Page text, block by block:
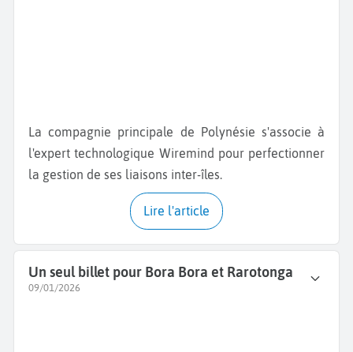
La compagnie principale de Polynésie s'associe à
l'expert technologique Wiremind pour perfectionner
la gestion de ses liaisons inter-îles.
Lire l'article
Un seul billet pour Bora Bora et Rarotonga
09/01/2026